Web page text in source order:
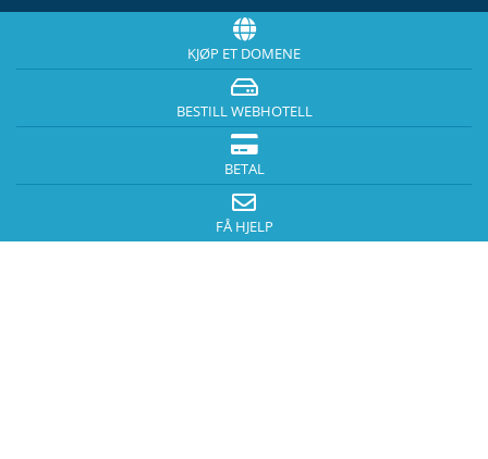
KJØP ET DOMENE
BESTILL WEBHOTELL
BETAL
FÅ HJELP